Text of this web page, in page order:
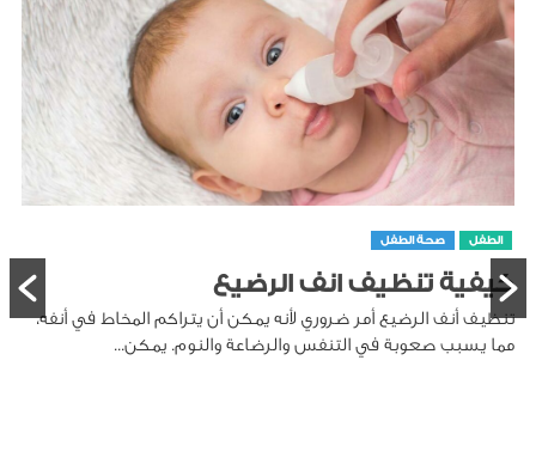
الطفل صحة الطفل
كيفية تنظيف انف الرضيع
تنظيف أنف الرضيع أمر ضروري لأنه يمكن أن يتراكم المخاط في أنفه،
مما يسبب صعوبة في التنفس والرضاعة والنوم. يمكن...